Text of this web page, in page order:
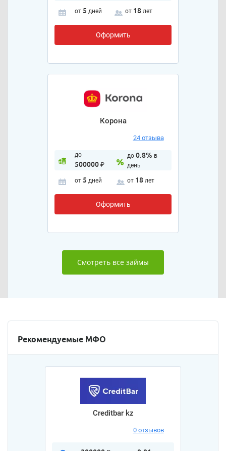
от 5 дней от 18 лет
Оформить
Корона
24 отзыва
до
500000₽
до 0.8% в
день
от 5 дней от 18 лет
Оформить
Смотреть все займы
Рекомендуемые МФО
Creditbar kz
0 отзывов